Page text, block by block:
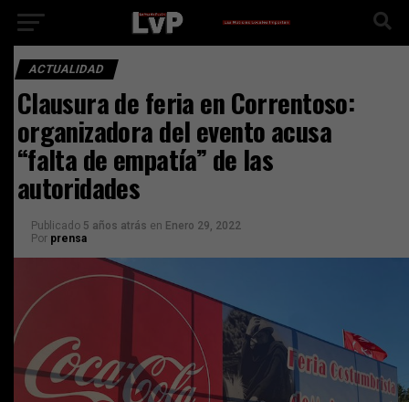
ACTUALIDAD
Clausura de feria en Correntoso:
organizadora del evento acusa
“falta de empatía” de las
autoridades
Publicado 5 años atrás en Enero 29, 2022
Por prensa